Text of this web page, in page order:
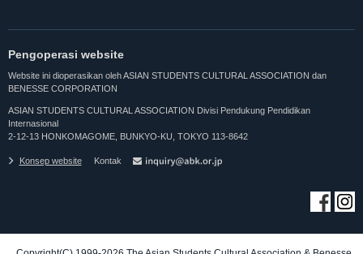
Pengoperasi website
Website ini dioperasikan oleh ASIAN STUDENTS CULTURAL ASSOCIATION dan
BENESSE CORPORATION
ASIAN STUDENTS CULTURAL ASSOCIATION Divisi Pendukung Pendidikan
Internasional
2-12-13 HONKOMAGOME, BUNKYO-KU, TOKYO 113-8642
Konsep website Kontak